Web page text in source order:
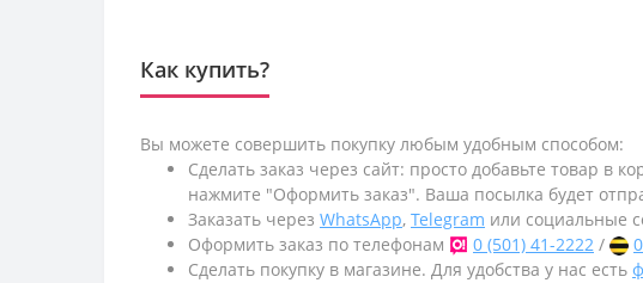
Как купить?
Вы можете совершить покупку любым удобным способом:
Сделать заказ через сайт: просто добавьте товар в
нажмите "Оформить заказ". Ваша посылка будет
Заказать через WhatsApp, Telegram или социальные
Оформить заказ по телефонам
0 (501) 41-2222 /
Сделать покупку в магазине. Для удобства у нас есть